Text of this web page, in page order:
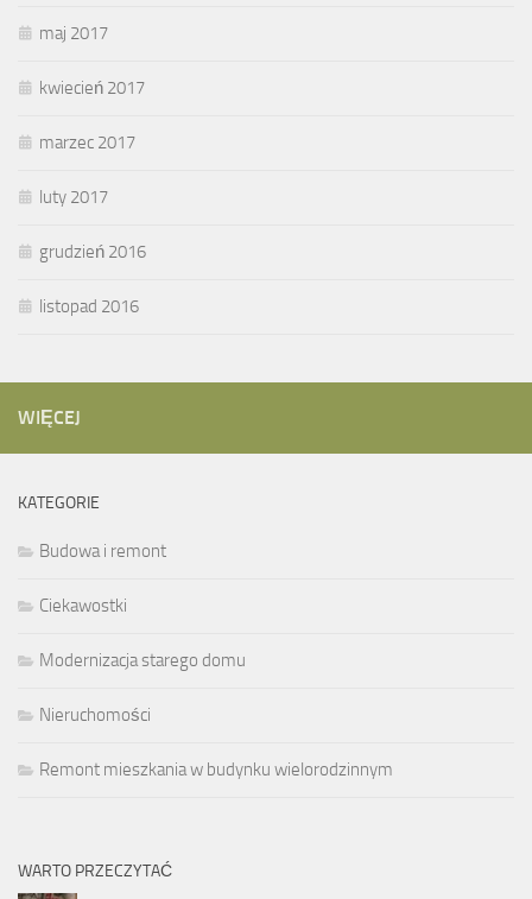
maj 2017
kwiecień 2017
marzec 2017
luty 2017
grudzień 2016
listopad 2016
WIĘCEJ
KATEGORIE
Budowa i remont
Ciekawostki
Modernizacja starego domu
Nieruchomości
Remont mieszkania w budynku wielorodzinnym
WARTO PRZECZYTAĆ